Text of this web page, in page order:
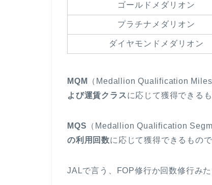
ゴールドメダリオン
プラチナメダリオン
ダイヤモンドメダリオン
MQM （Medallion Qualification
よび運賃クラスに応じて獲得できるも
MQS （Medallion Qualification
の利用回数に応じて獲得できるもので
JALで言う、FOP修行か回数修行み